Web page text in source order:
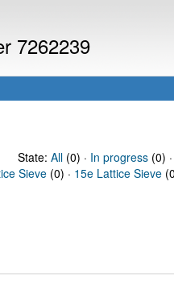
7262239
State: All(0) · In progress(0) ·
Sieve (0) · 15e Lattice Sieve